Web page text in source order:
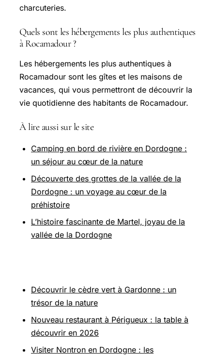
charcuteries.
Quels sont les hébergements les plus authentiques
à Rocamadour ?
Les hébergements les plus authentiques à
Rocamadour sont les gîtes et les maisons de
vacances, qui vous permettront de découvrir la
vie quotidienne des habitants de Rocamadour.
À lire aussi sur le site
Camping en bord de rivière en Dordogne :
un séjour au cœur de la nature
Découverte des grottes de la vallée de la
Dordogne : un voyage au cœur de la
préhistoire
L’histoire fascinante de Martel, joyau de la
vallée de la Dordogne
Découvrir le cèdre vert à Gardonne : un
trésor de la nature
Nouveau restaurant à Périgueux : la table à
découvrir en 2026
Visiter Nontron en Dordogne : les